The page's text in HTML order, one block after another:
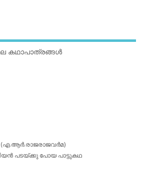
കഥാപാത്രങ്ങള്‍
(എ.ആര്‍.രാജരാജവര്‍മ)
പടയ്‌ക്കു പോയ പാട്ടുകഥ